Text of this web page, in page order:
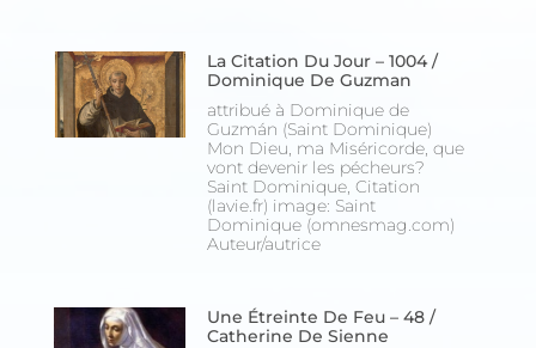
La Citation Du Jour – 1004 /
Dominique De Guzman
attribué à Dominique de
Guzmán (Saint Dominique)
Mon Dieu, ma Miséricorde, que
vont devenir les pécheurs?
Saint Dominique, Citation
(lavie.fr) image: Saint
Dominique (omnesmag.com)
Auteur/autrice
Une Étreinte De Feu – 48 /
Catherine De Sienne